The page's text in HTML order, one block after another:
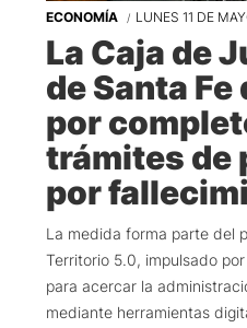
ECONOMÍA LUNES 11 DE
La Caja de
de Santa
por
trámites de
por
La medida forma parte del
Territorio 5.0, impulsado
para acercar la
mediante herramientas